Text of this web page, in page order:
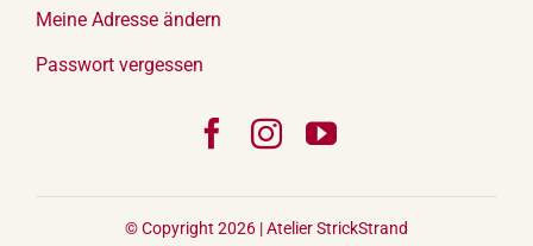
Meine Adresse ändern
Passwort vergessen
© Copyright 2026 |Atelier StrickStrand